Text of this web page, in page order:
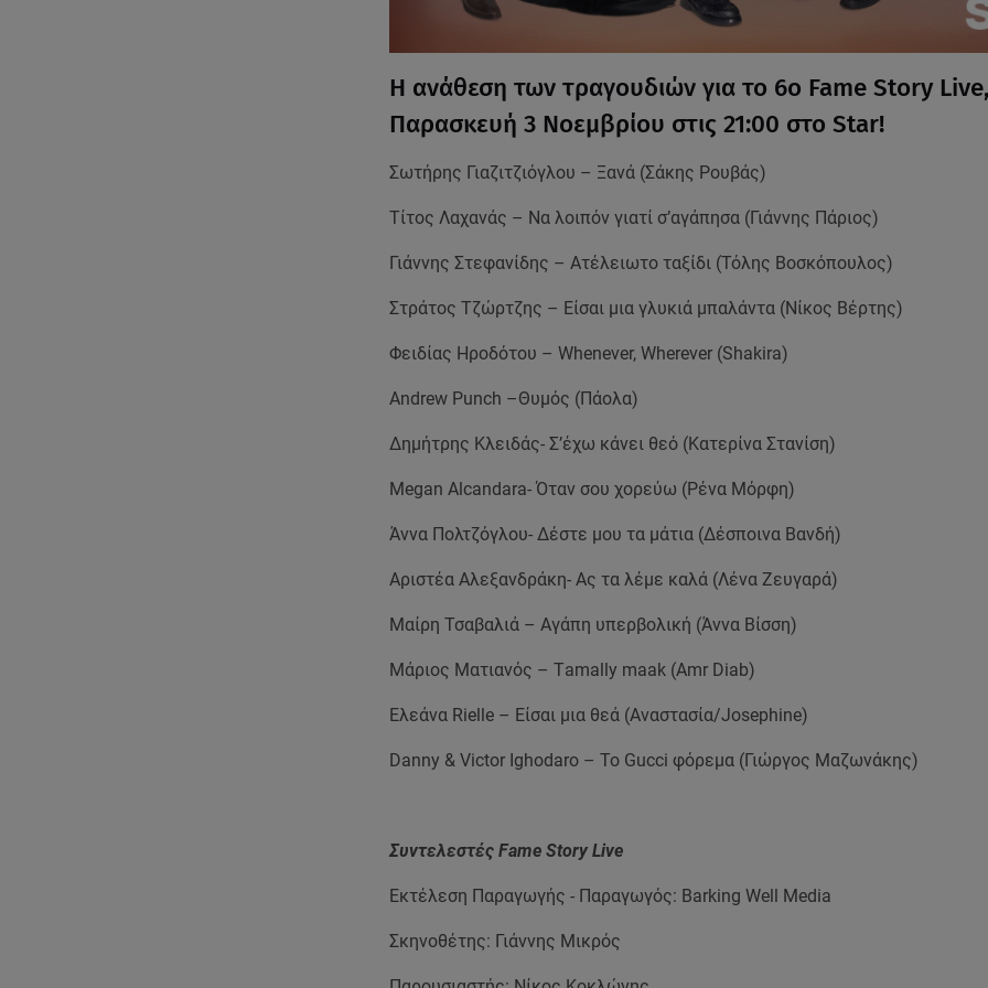
Η ανάθεση των τραγουδιών για το 6ο Fame Story Live,
Παρασκευή 3 Νοεμβρίου στις 21:00 στο Star!
Σωτήρης Γιαζιτζιόγλου – Ξανά (Σάκης Ρουβάς)
Τίτος Λαχανάς – Να λοιπόν γιατί σ’αγάπησα (Γιάννης Πάριος)
Γιάννης Στεφανίδης – Ατέλειωτο ταξίδι (Τόλης Βοσκόπουλος)
Στράτος Τζώρτζης – Είσαι μια γλυκιά μπαλάντα (Νίκος Βέρτης)
Φειδίας Ηροδότου – Whenever, Wherever (Shakira)
Andrew Punch –Θυμός (Πάολα)
Δημήτρης Κλειδάς- Σ’έχω κάνει θεό (Κατερίνα Στανίση)
Μegan Alcandara- Όταν σου χορεύω (Ρένα Μόρφη)
Άννα Πολτζόγλου- Δέστε μου τα μάτια (Δέσποινα Βανδή)
Αριστέα Αλεξανδράκη- Ας τα λέμε καλά (Λένα Ζευγαρά)
Μαίρη Τσαβαλιά – Αγάπη υπερβολική (Άννα Βίσση)
Μάριος Ματιανός – Τamally maak (Amr Diab)
Ελεάνα Rielle – Είσαι μια θεά (Αναστασία/Josephine)
Danny & Victor Ighodaro – Το Gucci φόρεμα (Γιώργος Μαζωνάκης)
Συντελεστές Fame Story Live
Εκτέλεση Παραγωγής - Παραγωγός: Barking Well Media
Σκηνοθέτης: Γιάννης Μικρός